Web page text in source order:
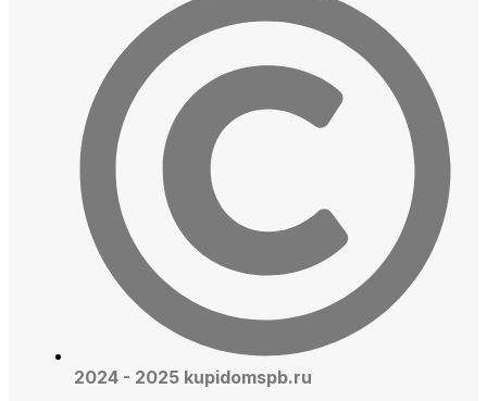
2024 - 2025 kupidomspb.ru